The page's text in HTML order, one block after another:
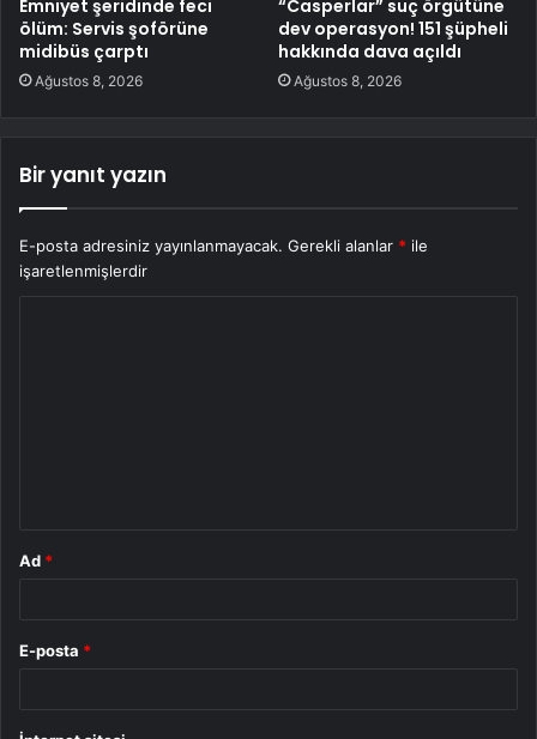
Emniyet şeridinde feci
ölüm: Servis şoförüne
midibüs çarptı
Ağustos 8, 2026
“Casperlar” suç örgütüne
dev operasyon! 151 şüpheli
hakkında dava açıldı
Ağustos 8, 2026
Bir yanıt yazın
E-posta adresiniz yayınlanmayacak. Gerekli alanlar * ile
işaretlenmişlerdir
Ad *
E-posta *